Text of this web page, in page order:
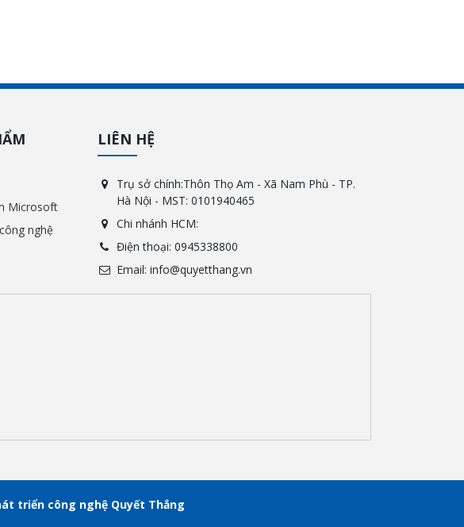
Microsoft
nghệ
LIÊN HỆ
Trụ sở chính:Thôn Thọ Am - Xã Nam Phù - TP.
Hà Nội - MST: 0101940465
Chi nhánh HCM:
Điện thoại: 0945338800
Email: info@quyetthang.vn
triển công nghệ Quyết Thắng